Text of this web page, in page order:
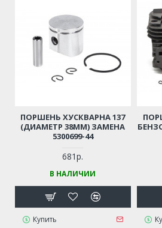
ПОРШЕНЬ ХУСКВАРНА 137
(ДИАМЕТР 38ММ) ЗАМЕНА
5300699-44
681р.
В НАЛИЧИИ
Купить